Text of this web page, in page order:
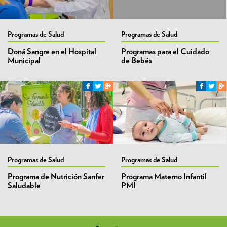
Programas de Salud
Doná Sangre en el Hospital
Municipal
Programas de Salud
Programas para el Cuidado
de Bebés
Programas de Salud
Programa de Nutrición Sanfer
Saludable
Programas de Salud
Programa Materno Infantil
PMI